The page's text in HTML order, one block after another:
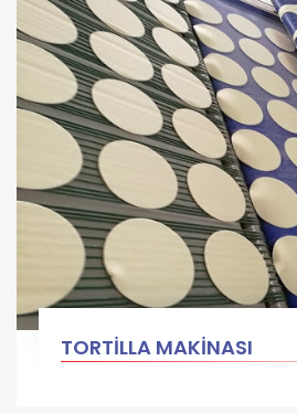
TORTİLLA MAKİNASI